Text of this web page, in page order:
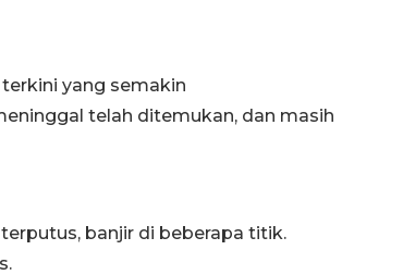
yang semakin
telah ditemukan, dan masih
banjir di beberapa titik.